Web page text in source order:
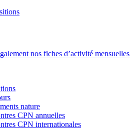
nos fiches d’activité
nature
CPN annuelles
CPN internationales